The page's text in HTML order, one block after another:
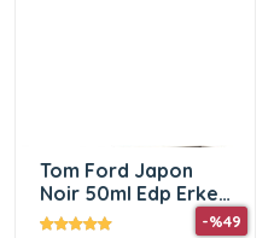
Tom Ford Japon
Noir 50ml Edp Erkek
Parfüm
-%49